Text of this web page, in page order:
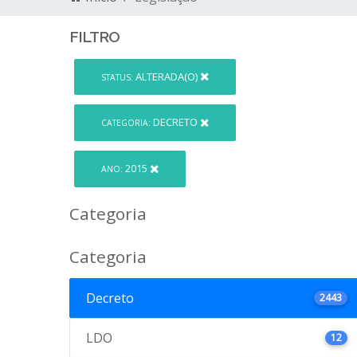
FILTRO
STATUS: ALTERADA(O)
CATEGORIA: DECRETO
ANO: 2015
Categoria
Categoria
Decreto 2443
LDO 12